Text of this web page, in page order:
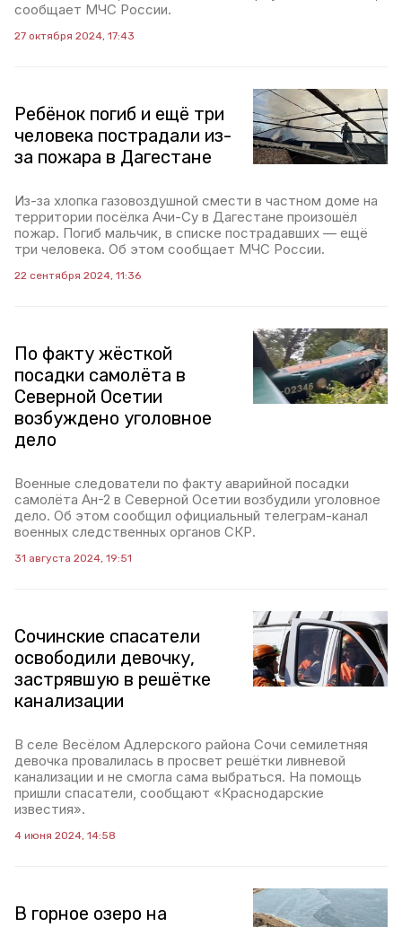
сообщает МЧС России.
27 октября 2024, 17:43
Ребёнок погиб и ещё три
человека пострадали из-
за пожара в Дагестане
Из-за хлопка газовоздушной смести в частном доме на
территории посёлка Ачи-Су в Дагестане произошёл
пожар. Погиб мальчик, в списке пострадавших — ещё
три человека. Об этом сообщает МЧС России.
22 сентября 2024, 11:36
По факту жёсткой
посадки самолёта в
Северной Осетии
возбуждено уголовное
дело
Военные следователи по факту аварийной посадки
самолёта Ан-2 в Северной Осетии возбудили уголовное
дело. Об этом сообщил официальный телеграм-канал
военных следственных органов СКР.
31 августа 2024, 19:51
Сочинские спасатели
освободили девочку,
застрявшую в решётке
канализации
В селе Весёлом Адлерского района Сочи семилетняя
девочка провалилась в просвет решётки ливневой
канализации и не смогла сама выбраться. На помощь
пришли спасатели, сообщают «Краснодарские
известия».
4 июня 2024, 14:58
В горное озеро на